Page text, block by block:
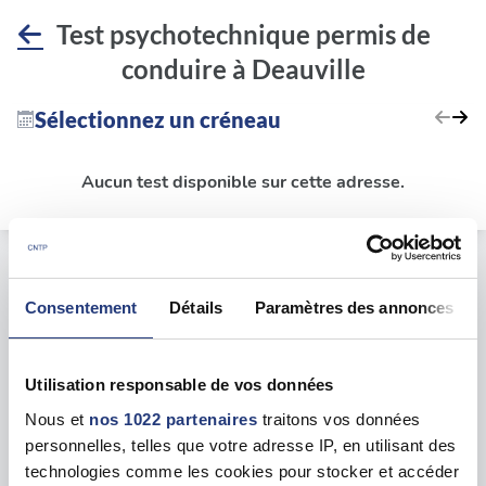
Consentement Détails Paramètres des annonces
Utilisation responsable de vos données
Nous et nos 1022 partenaires traitons vos données
personnelles, telles que votre adresse IP, en utilisant des
technologies comme les cookies pour stocker et accéder
Test psychotechnique permis de
conduire à Deauville
Le test psychotechnique
Lieu du test psychotechnique
Rue Princesse Sophie TroubetskoÏ, 14800
Deauville
Sélectionnez un créneau
Aucun test disponible sur cette adresse.